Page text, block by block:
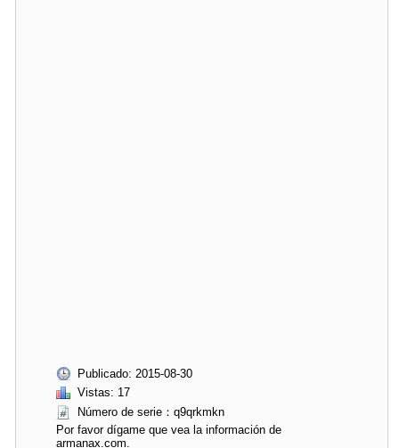
Publicado: 2015-08-30
Vistas: 17
Número de serie：q9qrkmkn
Por favor dígame que vea la información de
armanax.com.